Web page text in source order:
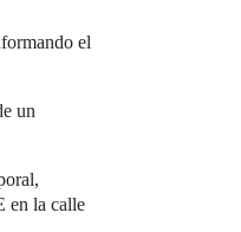
el
un
en la calle